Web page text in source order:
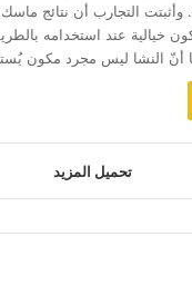
خيالية عند استخدامه
أنّ النشا ليس مجرد مكون
تحميل المزيد